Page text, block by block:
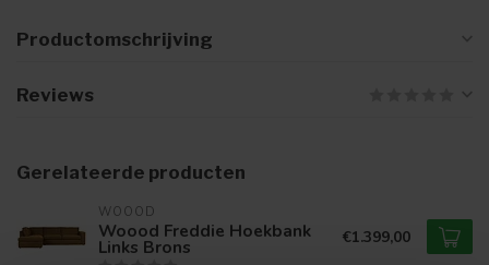
Productomschrijving
Reviews
Gerelateerde producten
WOOOD
Woood Freddie Hoekbank
Links Brons €1.399,00